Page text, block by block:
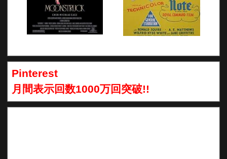
Pinterest
月間表示回数1000万回突破!!